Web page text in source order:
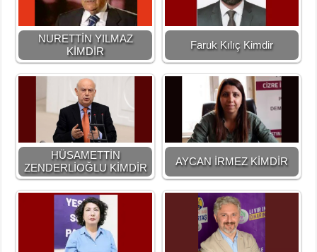
NURETTİN YILMAZ
KİMDİR
Faruk Kılıç Kimdir
HÜSAMETTİN
ZENDERLİOĞLU KİMDİR
AYCAN İRMEZ KİMDİR